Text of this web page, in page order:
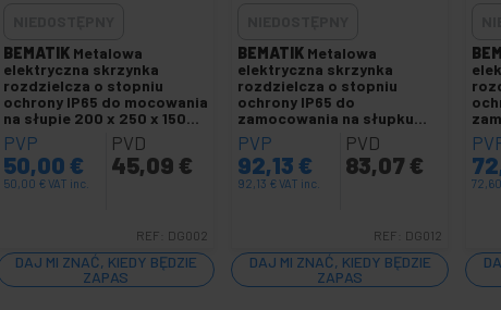
BEMATIK Metalowa
elektryczna skrzynka
rozdzielcza o stopniu
ochrony IP65 do mocowania
na słupie 200 x 250 x 150
mm
PVP
50,00 €
50,00 €VAT inc.
PVD
45,09 €
REF: DG002
DAJ MI ZNAĆ, KIEDY BĘDZIE
ZAPAS
BEMATIK Metalowa
elektryczna skrzynka
rozdzielcza o stopniu
ochrony IP65 do
zamocowania na słupku
300 x 400 x 200 mm
PVP
92,13 €
92,13 €VAT inc.
PVD
83,07 €
REF: DG012
DAJ MI ZNAĆ, KIEDY BĘDZIE
ZAPAS
72,60